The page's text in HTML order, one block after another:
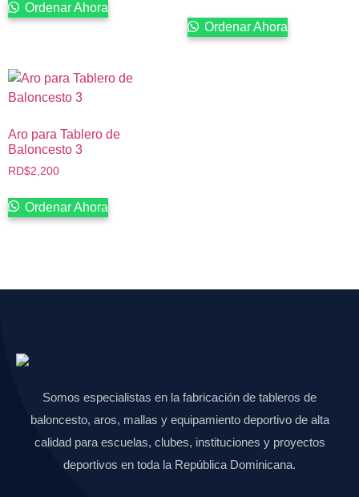
Ordenar Ahora
Ordenar Ahora
Aro para Tablero de
Baloncesto 3
RD$2,200
Ordenar Ahora
Somos especialistas en la fabricación de tableros de
baloncesto, aros, mallas y equipamiento deportivo de alta
calidad para escuelas, clubes, instituciones y proyectos
deportivos en toda la República Dominicana.